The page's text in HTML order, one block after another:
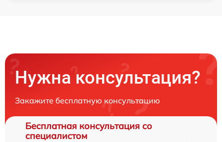
Нужна консультация?
Закажите бесплатную консультацию
Бесплатная консультация со
специалистом